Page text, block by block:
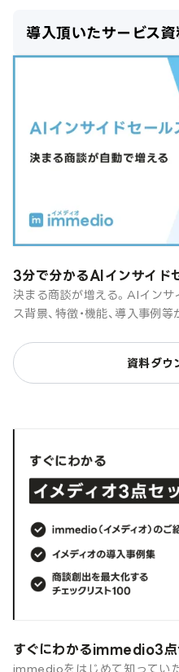
導入頂いたサービス資
3分で分かるAIインサイ
決まる商談が増える。AIイン
ス背景、特徴・機能、導入事例
資料ダウ
すぐにわかるimmedio3点
immedioをはじめて知ってい